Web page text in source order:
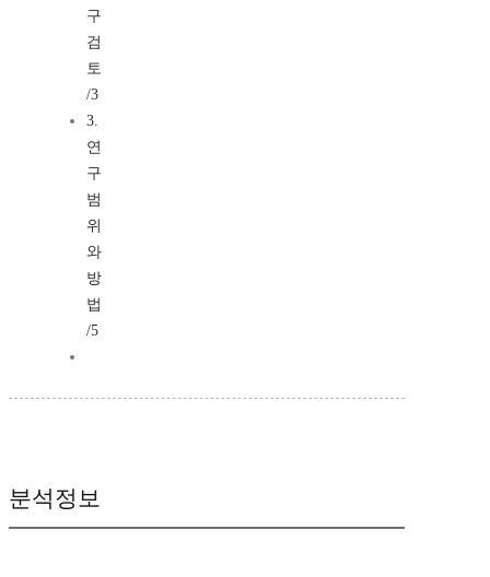
구
검
토
/3
3.
연
구
범
위
와
방
법
/5
분석정보